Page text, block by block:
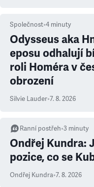
Společnost•4 minuty
Odysseus aka
eposu odhalují
roli Homéra v
obrození
Silvie Lauder•7. 8. 2026
Ranní postřeh•3 minuty
Ondřej Kundra:
pozice, co se
Ondřej Kundra•7. 8. 2026